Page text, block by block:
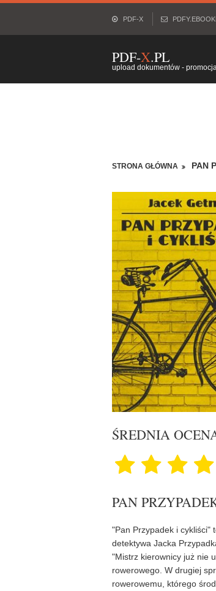
PDF-X
PDF-X.PL
upload dokumentów -
STRONA GŁÓWNA PAN
ŚREDNIA
PAN
"Pan Przypadek i cykliści"
detektywa Jacka
"Mistrz kierownicy już nie
rowerowego. W drugiej
rowerowemu, którego